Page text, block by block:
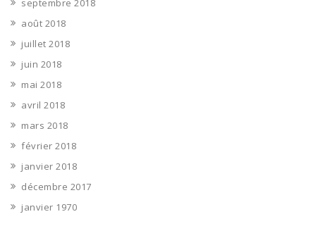
septembre 2018
août 2018
juillet 2018
juin 2018
mai 2018
avril 2018
mars 2018
février 2018
janvier 2018
décembre 2017
janvier 1970